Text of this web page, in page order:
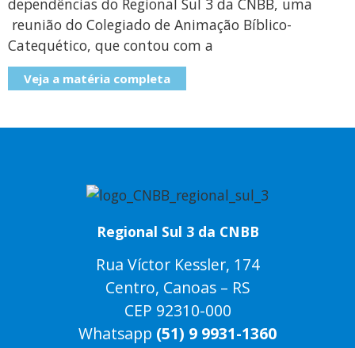
dependências do Regional Sul 3 da CNBB, uma
reunião do Colegiado de Animação Bíblico-
Catequético, que contou com a
Veja a matéria completa
Regional Sul 3 da CNBB
Rua Víctor Kessler, 174
Centro, Canoas – RS
CEP 92310-000
Whatsapp (51) 9 9931-1360